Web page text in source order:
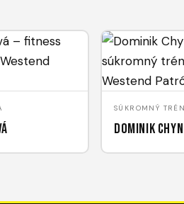
SÚKROMNÝ
Dominik